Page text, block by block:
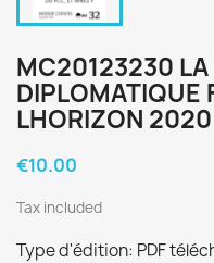
MC20123230 LA
DIPLOMATIQUE
LHORIZON 2020
€10.00
Tax included
Type d'édition: PDF